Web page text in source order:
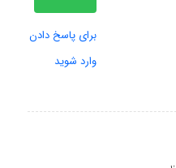
برای پاسخ دادن
وارد شوید